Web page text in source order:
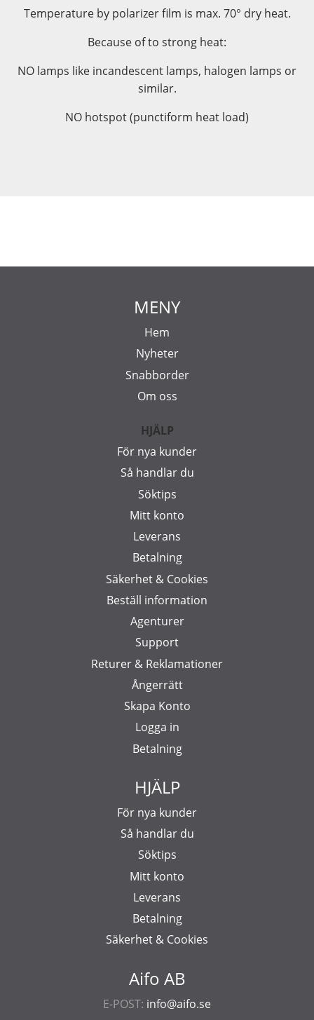
Temperature by polarizer film is max. 70° dry heat.
Because of to strong heat:
NO lamps like incandescent lamps, halogen lamps or
similar.
NO hotspot (punctiform heat load)
Aifo AB
E-POST: info@aifo.se
MENY
Hem
Nyheter
Snabborder
Om oss
HJÄLP
För nya kunder
Så handlar du
Söktips
Mitt konto
Leverans
Betalning
Säkerhet & Cookies
Beställ information
Agenturer
Support
Returer & Reklamationer
Ångerrätt
Skapa Konto
Logga in
Betalning
HJÄLP
För nya kunder
Så handlar du
Söktips
Mitt konto
Leverans
Betalning
Säkerhet & Cookies